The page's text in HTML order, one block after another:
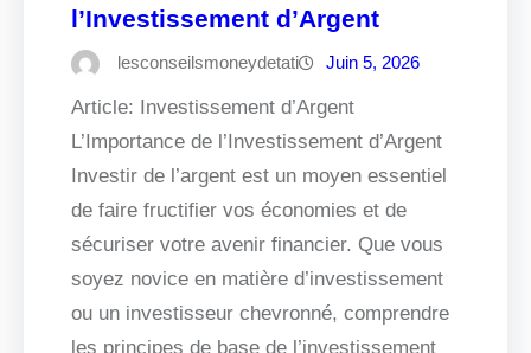
l’Investissement d’Argent
lesconseilsmoneydetati Juin 5, 2026
Article: Investissement d’Argent
L’Importance de l’Investissement d’Argent
Investir de l’argent est un moyen essentiel
de faire fructifier vos économies et de
sécuriser votre avenir financier. Que vous
soyez novice en matière d’investissement
ou un investisseur chevronné, comprendre
les principes de base de l’investissement